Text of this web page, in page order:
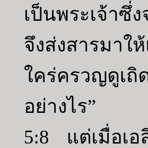
เป็นพระเจ้า
จึงส่งสารมา
ใคร่ครวญดูเ
อย่างไร”
5:8 แต่เมื่อเอ